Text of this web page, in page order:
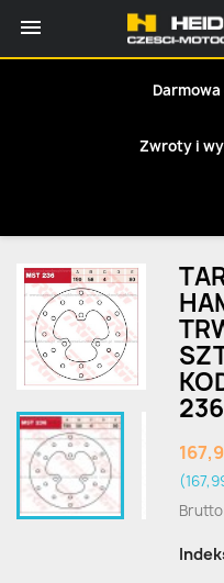

Zwroty i
236
Brutto